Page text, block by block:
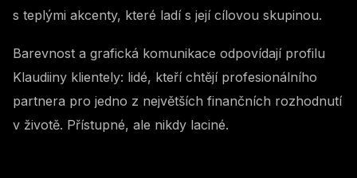
s teplými akcenty, které ladí s její cílovou skupinou.
Barevnost a grafická komunikace odpovídají profilu
Klaudiiny klientely: lidé, kteří chtějí profesionálního
partnera pro jedno z největších finančních rozhodnutí
v životě. Přístupné, ale nikdy laciné.